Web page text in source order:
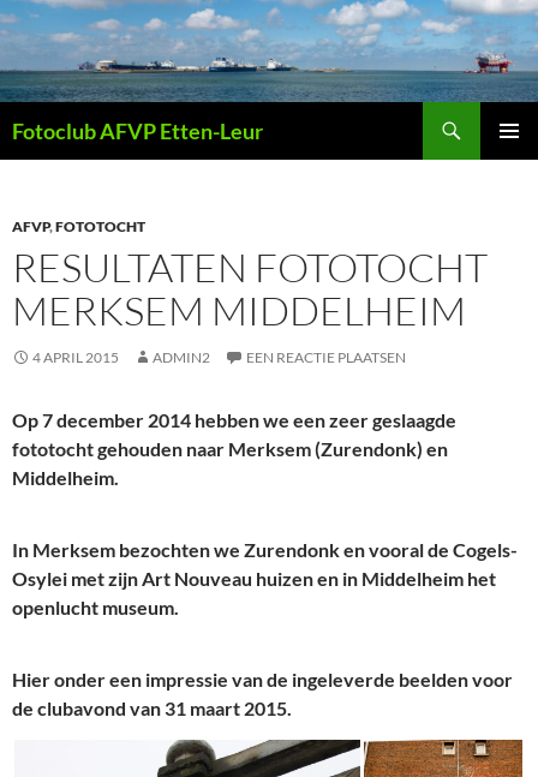
Ga
naar
de
inhoud
Fotoclub AFVP Etten-Leur
AFVP,FOTOTOCHT
RESULTATEN FOTOTOCHT
MERKSEM MIDDELHEIM
4 APRIL 2015 ADMIN2 EEN REACTIE PLAATSEN
Op 7 december 2014 hebben we een zeer geslaagde
fototocht gehouden naar Merksem (Zurendonk) en
Middelheim.
In Merksem bezochten we Zurendonk en vooral de Cogels-
Osylei met zijn Art Nouveau huizen en in Middelheim het
openlucht museum.
Hier onder een impressie van de ingeleverde beelden voor
de clubavond van 31 maart 2015.